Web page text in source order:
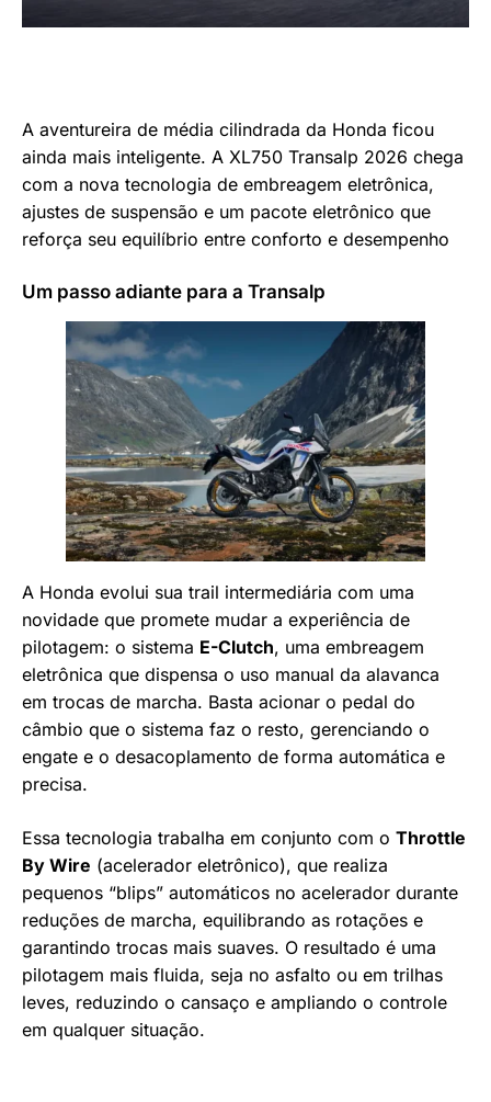
A aventureira de média cilindrada da Honda ficou
ainda mais inteligente. A XL750 Transalp 2026 chega
com a nova tecnologia de embreagem eletrônica,
ajustes de suspensão e um pacote eletrônico que
reforça seu equilíbrio entre conforto e desempenho
Um passo adiante para a Transalp
A Honda evolui sua trail intermediária com uma
novidade que promete mudar a experiência de
pilotagem: o sistema E-Clutch, uma embreagem
eletrônica que dispensa o uso manual da alavanca
em trocas de marcha. Basta acionar o pedal do
câmbio que o sistema faz o resto, gerenciando o
engate e o desacoplamento de forma automática e
precisa.
Essa tecnologia trabalha em conjunto com o Throttle
By Wire (acelerador eletrônico), que realiza
pequenos “blips” automáticos no acelerador durante
reduções de marcha, equilibrando as rotações e
garantindo trocas mais suaves. O resultado é uma
pilotagem mais fluida, seja no asfalto ou em trilhas
leves, reduzindo o cansaço e ampliando o controle
em qualquer situação.